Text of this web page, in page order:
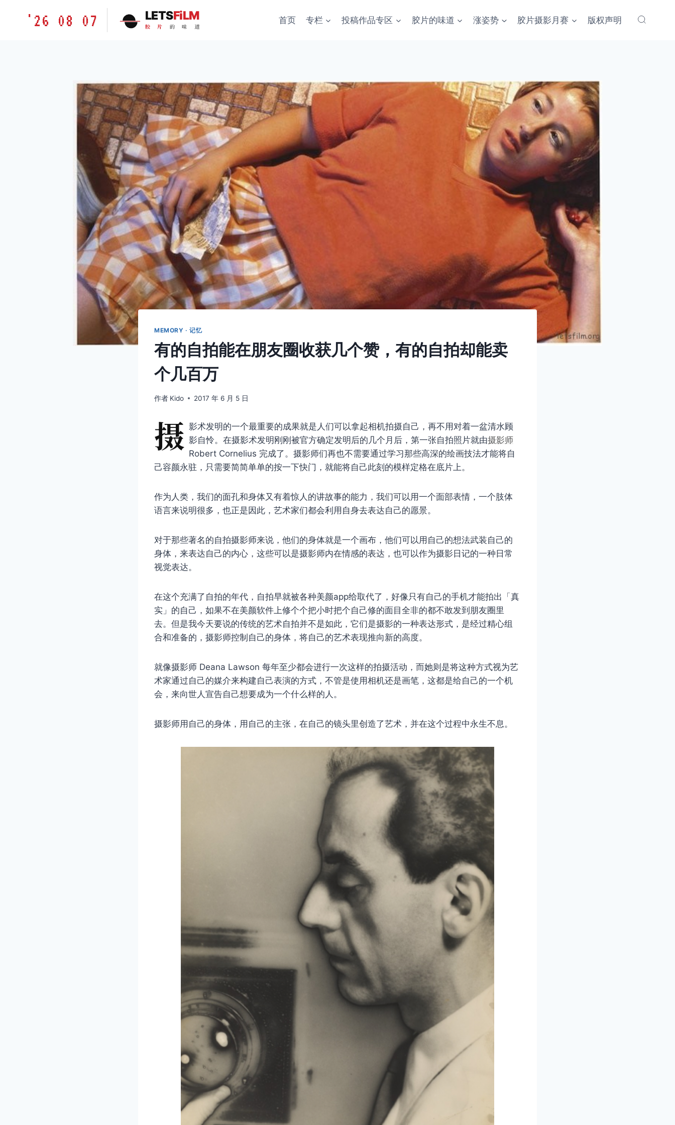
胶'26 08 07 LETSFiLM
胶 片 的 味 道
首页 专栏 投稿作品专区 胶片的味道 涨姿势 胶片摄影月赛 版权声明
MEMORY · 记忆
有的自拍能在朋友圈收获几个赞，有的自拍却能卖
个几百万
作者 Kido 2017 年 6 月 5 日
摄 影术发明的一个最重要的成果就是人们可以拿起相机拍摄自己，再不用对着一盆清水顾
影自怜。在摄影术发明刚刚被官方确定发明后的几个月后，第一张自拍照片就由摄影师
Robert Cornelius 完成了。摄影师们再也不需要通过学习那些高深的绘画技法才能将自
己容颜永驻，只需要简简单单的按一下快门，就能将自己此刻的模样定格在底片上。
作为人类，我们的面孔和身体又有着惊人的讲故事的能力，我们可以用一个面部表情，一个肢体
语言来说明很多，也正是因此，艺术家们都会利用自身去表达自己的愿景。
对于那些著名的自拍摄影师来说，他们的身体就是一个画布，他们可以用自己的想法武装自己的
身体，来表达自己的内心，这些可以是摄影师内在情感的表达，也可以作为摄影日记的一种日常
视觉表达。
在这个充满了自拍的年代，自拍早就被各种美颜app给取代了，好像只有自己的手机才能拍出「真
实」的自己，如果不在美颜软件上修个个把小时把个自己修的面目全非的都不敢发到朋友圈里
去。但是我今天要说的传统的艺术自拍并不是如此，它们是摄影的一种表达形式，是经过精心组
合和准备的，摄影师控制自己的身体，将自己的艺术表现推向新的高度。
就像摄影师 Deana Lawson 每年至少都会进行一次这样的拍摄活动，而她则是将这种方式视为艺
术家通过自己的媒介来构建自己表演的方式，不管是使用相机还是画笔，这都是给自己的一个机
会，来向世人宣告自己想要成为一个什么样的人。
摄影师用自己的身体，用自己的主张，在自己的镜头里创造了艺术，并在这个过程中永生不息。